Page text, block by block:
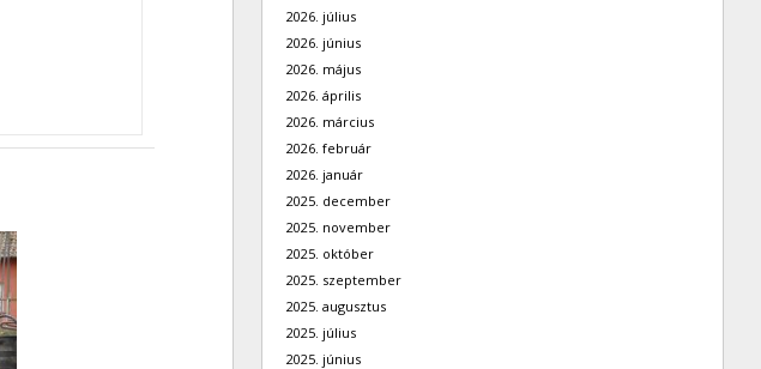
2026. július
2026. június
2026. május
2026. április
2026. március
2026. február
2026. január
2025. december
2025. november
2025. október
2025. szeptember
2025. augusztus
2025. július
2025. június